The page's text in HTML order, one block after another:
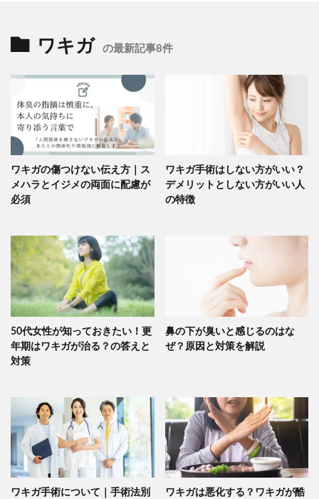
ワキガ の最新記事8件
ワキガの傷つけない伝え方｜ス
メハラとイジメの両面に配慮が
必須
ワキガ手術はしない方がいい？
デメリットとしない方がいい人
の特徴
50代女性が知っておきたい！更
年期はワキガが治る？の答えと
対策
鼻の下が臭いと感じるのはな
ぜ？原因と対策を解説
ワキガ手術について｜手術法別
ワキガは悪化する？ワキガが酷